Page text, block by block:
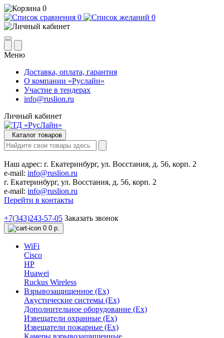
0
0
0
Меню
Доставка, оплата, гарантия
О компании «Руслайн»
Участие в тендерах
info@ruslion.ru
Личный кабинет
Каталог товаров
Наш адрес: г. Екатеринбург, ул. Восстания, д. 56, корп. 2
e-mail: info@ruslion.ru
г. Екатеринбург, ул. Восстания, д. 56, корп. 2
e-mail: info@ruslion.ru
Перейти в контакты
+7(343)243-57-05 Заказать звонок
0 0 р.
WiFi
Cisco
HP
Huawei
Ruckus Wireless
Взрывозащищенное (Ex)
Акустические системы (Ex)
Дополнительное оборудование (Ex)
Извещатели охранные (Ex)
Извещатели пожарные (Ex)
Камеры взрывозащищенные